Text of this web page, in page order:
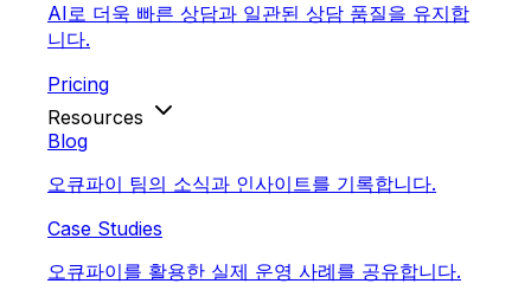
AI로 더욱 빠른 상담과 일관된 상담 품질을 유지합
니다.
Pricing
Resources
Blog
오큐파이 팀의 소식과 인사이트를 기록합니다.
Case Studies
오큐파이를 활용한 실제 운영 사례를 공유합니다.